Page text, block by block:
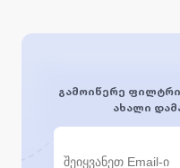
გამოიწერე
ახალი